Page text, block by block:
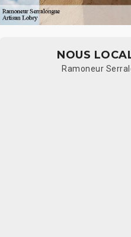
NOUS
Ramoneur